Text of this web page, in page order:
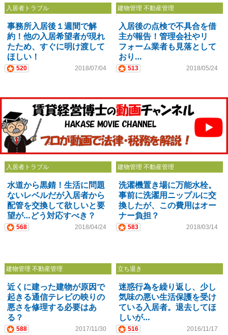
入居者トラブル
事務所入居後１週間で解
約！他の入居希望者が現れ
たため、すぐに明け渡して
ほしい！
520 2018/07/04
建物管理 不動産管理
入居後の点検で不具合を借
主が報告！管理会社やリ
フォーム業者も見落として
おり…
513 2018/05/24
入居者トラブル
水道から黒錆！生活に問題
ないレベルだが入居者から
配管を交換して欲しいと要
望が…どう対応すべき？
568 2018/04/24
建物管理 不動産管理
洗濯機置き場に万能水栓。
事前に洗濯用ニップルに交
換したが、この費用はオー
ナー負担？
583 2018/03/14
建物管理 不動産管理
近くに建った建物が原因で
起きる通信テレビの映りの
悪さを修理する必要はあ
る？
588 2017/11/30
立ち退き
迷惑行為を繰り返し、少し
気味の悪い生活保護を受け
ている入居者。退去してほ
しいが…
516 2016/11/17